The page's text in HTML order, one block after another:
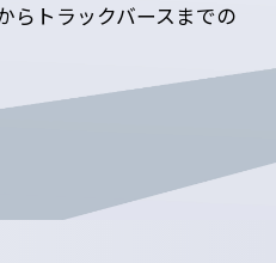
らトラックバースまでの